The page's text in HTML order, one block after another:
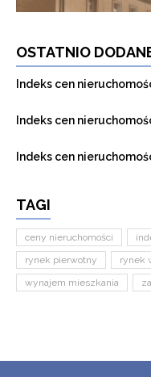
OSTATNIO
Indeks cen
Indeks cen
Indeks cen
TAGI
ceny nieruchomości
rynek pierwotny
rynek
wynajem mieszkania